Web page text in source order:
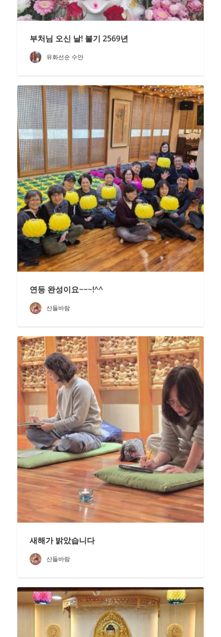
부처님 오신 날! 불기 2569년
유화선순 수안
연등 완성이요~~~!^^
산들바람
새해가 밝았습니다
산들바람